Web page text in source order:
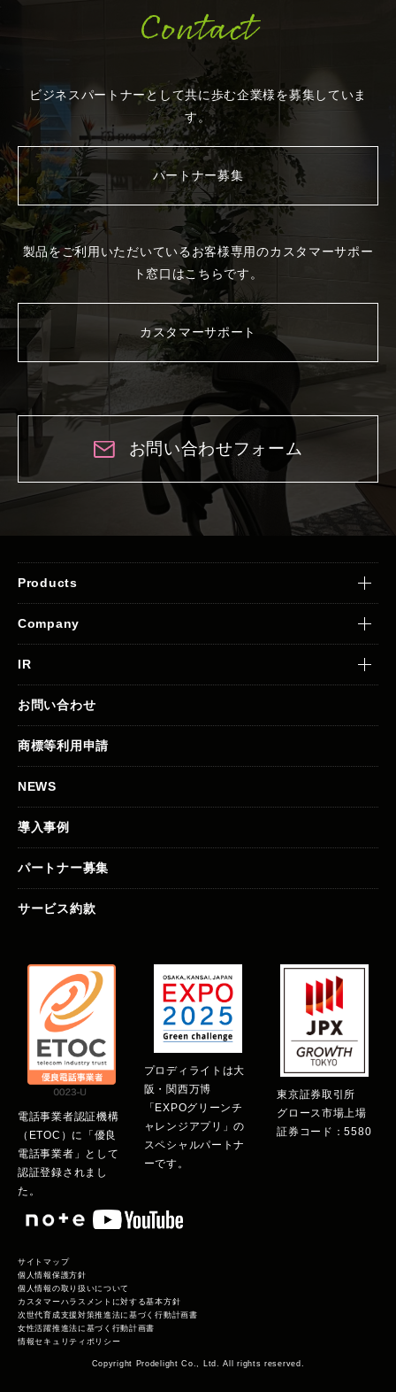
Contact
ビジネスパートナーとして共に歩む企業様を募集していま
す。
パートナー募集
製品をご利用いただいているお客様専用のカスタマーサポー
ト窓口はこちらです。
カスタマーサポート
お問い合わせフォーム
Products
Company
IR
お問い合わせ
商標等利用申請
NEWS
導入事例
パートナー募集
サービス約款
電話事業者認証機構
（ETOC）に「優良
電話事業者」として
認証登録されまし
た。
プロディライトは大
阪・関西万博
「EXPOグリーンチ
ャレンジアプリ」の
スペシャルパートナ
ーです。
東京証券取引所
グロース市場上場
証券コード：5580
サイトマップ
個人情報保護方針
個人情報の取り扱いについて
カスタマーハラスメントに対する基本方針
次世代育成支援対策推進法に基づく行動計画書
女性活躍推進法に基づく行動計画書
情報セキュリティポリシー
Copyright Prodelight Co., Ltd. All rights reserved.